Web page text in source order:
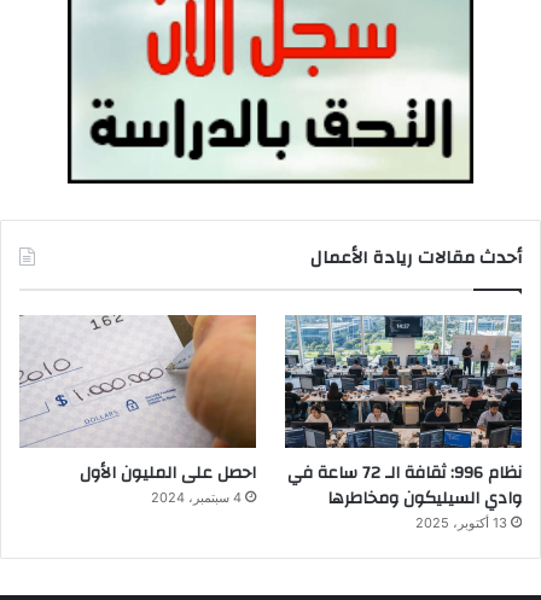
أحدث مقالات ريادة الأعمال
نظام 996: ثقافة الـ 72 ساعة في
وادي السيليكون ومخاطرها
13 أكتوبر، 2025
احصل على المليون الأول
4 سبتمبر، 2024